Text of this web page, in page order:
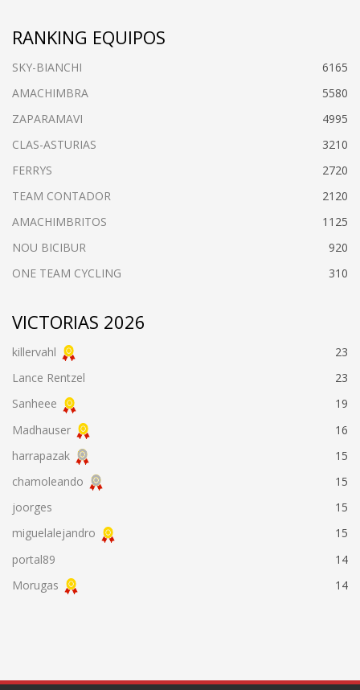
RANKING EQUIPOS
SKY-BIANCHI
6165
AMACHIMBRA
5580
ZAPARAMAVI
4995
CLAS-ASTURIAS
3210
FERRYS
2720
TEAM CONTADOR
2120
AMACHIMBRITOS
1125
NOU BICIBUR
920
ONE TEAM CYCLING
310
VICTORIAS 2026
killervahl
23
Lance Rentzel
23
Sanheee
19
Madhauser
16
harrapazak
15
chamoleando
15
joorges
15
miguelalejandro
15
portal89
14
Morugas
14